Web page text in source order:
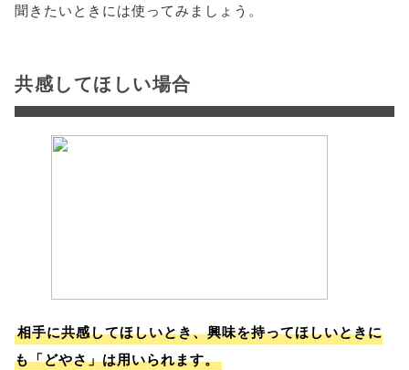
聞きたいときには使ってみましょう。
共感してほしい場合
相手に共感してほしいとき、興味を持ってほしいときに
も「どやさ」は用いられます。